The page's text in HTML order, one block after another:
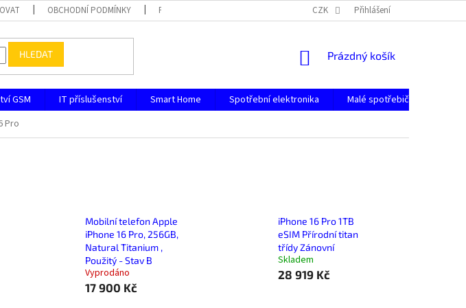
OBCHODNÍ PODMÍNKY PODMÍNKY OCHRANY OSOBNÍCH ÚDAJŮ CZK Přihlášení
HLEDAT
NÁKUPNÍ
Prázdný košík
GSM IT příslušenství Smart Home Spotřební elektronika Malé spotřebiče
Pro
Mobilní telefon Apple
iPhone 16 Pro, 256GB,
Natural Titanium ,
Použitý - Stav B
Vyprodáno
17 900 Kč
iPhone 16 Pro 1TB
eSIM Přírodní titan
třídy Zánovní
Skladem
28 919 Kč